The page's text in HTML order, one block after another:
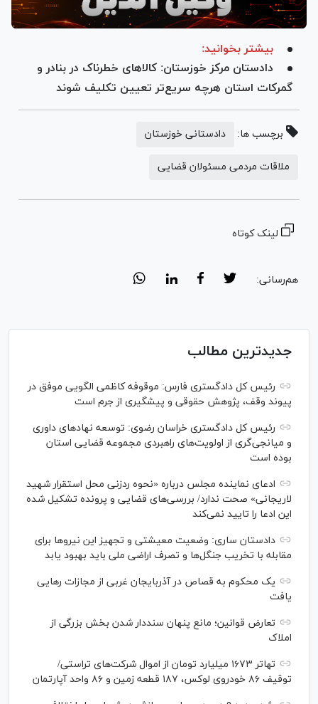
بیشتر بخوانید:
دادستان مرکز خوزستان: کالا‌های خطرناک در بنادر و
گمرکات استان هرچه سریع‌تر تعیین تکلیف شوند
برچسب ها: دادستانی خوزستان
ملاقات مردمی مسئولان قضایی
لینک کوتاه
هم‌رسانی:
جدیدترین مطالب
رئیس کل دادگستری فارس: موقوفه کاظمی الگویی موفق در
پیوند وقف، پژوهش حقوقی و پیشگیری از جرم است
رئیس کل دادگستری خراسان رضوی: توسعه نهاد‌های داوری
و میانجی‌گری از اولویت‌های راهبردی مجموعه قضایی استان
بوده است
ادعای نماینده مجلس درباره «نحوه ردزنی محل استقرار شهید
لاریجانی» صحت ندارد/ بررسی‌های قضایی و پرونده تشکیل شده
این ادعا را تایید نمی‌کند
دادستان ساری: وضعیت معیشتی و تجهیز این نیرو‌ها برای
مقابله با تخریب جنگل‌ها و تصرف اراضی ملی باید بهبود یابد
یک محکوم به قصاص در آذربایجان‌ غربی از مجازات رهایی
یافت
تعارض قوانین؛ مانع پنهان سنددار شدن بخش بزرگی از
املاک
تهاتر ۱۶۷۳ میلیارد تومان از اموال شرکت‌های تراستی/
توقیف ۸۶ خودروی لوکس، ۱۸۷ قطعه زمین و ۸۶ واحد آپارتمان